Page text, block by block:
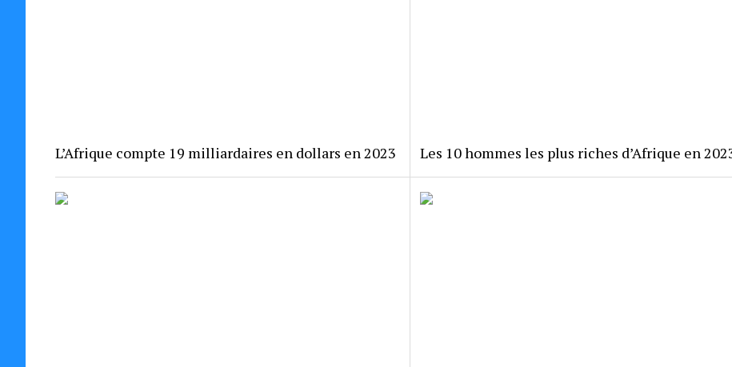
L’Afrique compte 19 milliardaires en dollars en 2023 Les 10 hommes les plus riches d’Afrique en